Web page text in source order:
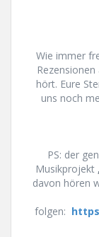
Wie immer
hört. Eure
uns noch
PS: der
Musikprojekt
davon hören
folgen: